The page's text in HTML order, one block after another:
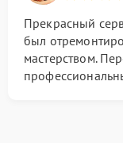
Прекрасный
был
мастерством.